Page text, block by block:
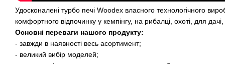
Удосконалені турбо печі Woodex власного технологічного
комфортного відпочинку у кемпінгу, на рибалці, охоті, для
Основні переваги нашого продукту:
- завжди в наявності весь асортимент;
- великий вибір моделей;